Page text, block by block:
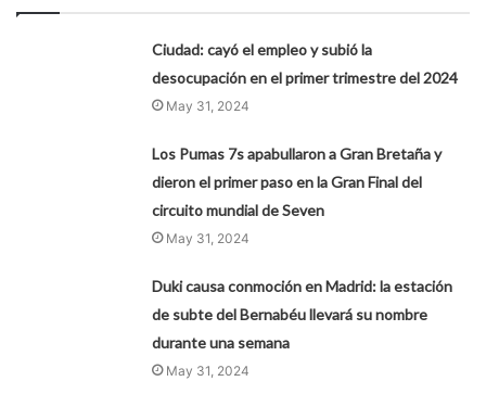
Ciudad: cayó el empleo y subió la
desocupación en el primer trimestre del 2024
May 31, 2024
Los Pumas 7s apabullaron a Gran Bretaña y
dieron el primer paso en la Gran Final del
circuito mundial de Seven
May 31, 2024
Duki causa conmoción en Madrid: la estación
de subte del Bernabéu llevará su nombre
durante una semana
May 31, 2024